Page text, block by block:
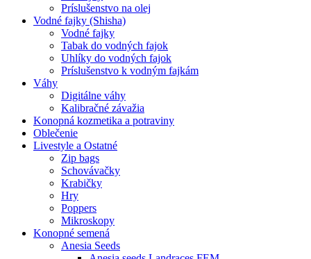
Príslušenstvo na olej
Vodné fajky (Shisha)
Vodné fajky
Tabak do vodných fajok
Uhlíky do vodných fajok
Príslušenstvo k vodným fajkám
Váhy
Digitálne váhy
Kalibračné závažia
Konopná kozmetika a potraviny
Oblečenie
Livestyle a Ostatné
Zip bags
Schovávačky
Krabičky
Hry
Poppers
Mikroskopy
Konopné semená
Anesia Seeds